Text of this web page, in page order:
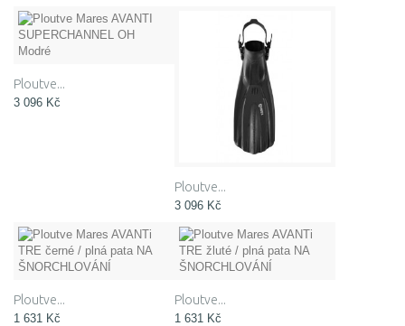
Ploutve...
3 096 Kč
Ploutve...
3 096 Kč
Ploutve...
1 631 Kč
Ploutve...
1 631 Kč